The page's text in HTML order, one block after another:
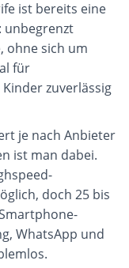
ist bereits eine
unbegrenzt
ohne sich um
für
zuverlässig
je nach Anbieter
ist man dabei.
doch 25 bis
WhatsApp und